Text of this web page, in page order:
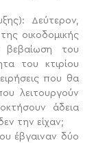
Δεύτερον,
οικοδομικής
βεβαίωση του
του κτιρίου
που θα
λειτουργούν
άδεια
την είχαν;
έβγαιναν δύο